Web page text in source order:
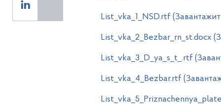
List_vka_1_NSD.rtf
List_vka_2_Bezbar_rn_st.docx
List_vka_3_D_ya_s_t_.rtf
List_vka_4_Bezbar.rtf